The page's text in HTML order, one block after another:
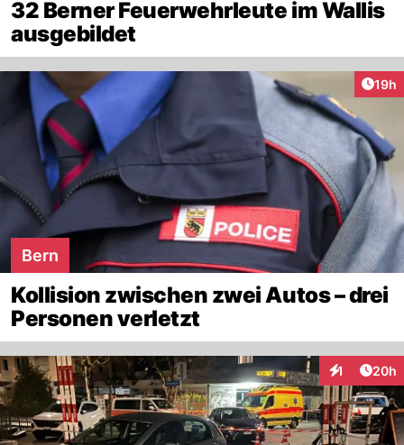
32 Berner Feuerwehrleute im Wallis
ausgebildet
19h
Bern
Kollision zwischen zwei Autos – drei
Personen verletzt
1
Interaktionen
20h